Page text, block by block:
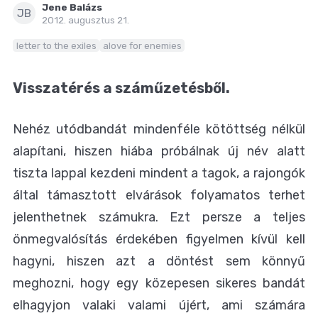
MÁSVILÁG
BLOG
JB
Jene Balázs
2012. augusztus 21.
letter to the exiles alove for enemies
Visszatérés a száműzetésből.
Nehéz utódbandát mindenféle kötöttség nélkül
alapítani, hiszen hiába próbálnak új név alatt
tiszta lappal kezdeni mindent a tagok, a rajongók
által támasztott elvárások folyamatos terhet
jelenthetnek számukra. Ezt persze a teljes
önmegvalósítás érdekében figyelmen kívül kell
hagyni, hiszen azt a döntést sem könnyű
meghozni, hogy egy közepesen sikeres bandát
elhagyjon valaki valami újért, ami számára